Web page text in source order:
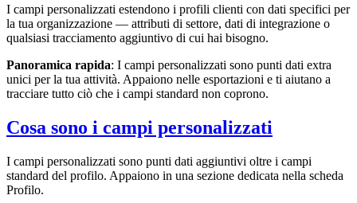
I campi personalizzati estendono i profili clienti con dati specifici per
la tua organizzazione — attributi di settore, dati di integrazione o
qualsiasi tracciamento aggiuntivo di cui hai bisogno.
Panoramica rapida: I campi personalizzati sono punti dati extra
unici per la tua attività. Appaiono nelle esportazioni e ti aiutano a
tracciare tutto ciò che i campi standard non coprono.
Cosa sono i campi personalizzati
I campi personalizzati sono punti dati aggiuntivi oltre i campi
standard del profilo. Appaiono in una sezione dedicata nella scheda
Profilo.